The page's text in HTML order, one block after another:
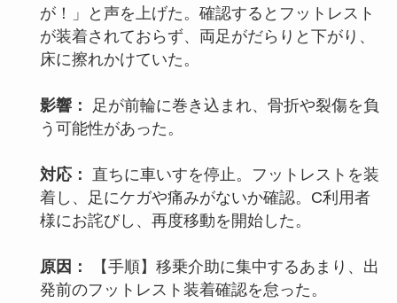
が！」と声を上げた。確認するとフットレスト
が装着されておらず、両足がだらりと下がり、
床に擦れかけていた。
影響：
足が前輪に巻き込まれ、骨折や裂傷を負
う可能性があった。
対応：
直ちに車いすを停止。フットレストを装
着し、足にケガや痛みがないか確認。C利用者
様にお詫びし、再度移動を開始した。
原因：
【手順】移乗介助に集中するあまり、出
発前のフットレスト装着確認を怠った。